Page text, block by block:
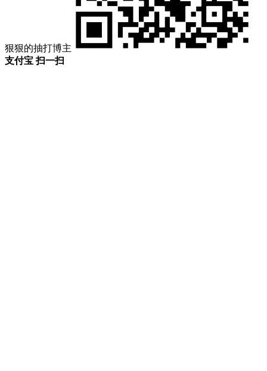
狠狠的抽打博主
支付宝 扫一扫